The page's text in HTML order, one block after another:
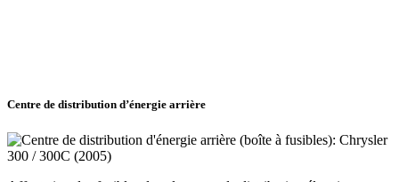
Centre de distribution d’énergie arrière